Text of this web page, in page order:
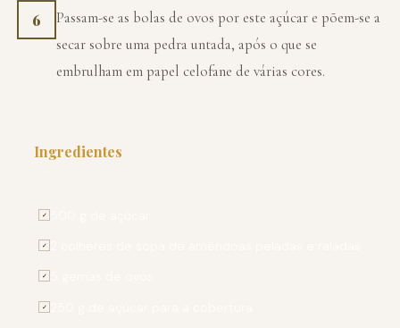
6
Passam-se as bolas de ovos por este açúcar e põem-se a
secar sobre uma pedra untada, após o que se
embrulham em papel celofane de várias cores.
Ingredientes
✓
✓
✓
✓